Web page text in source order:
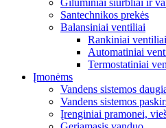
Santechnikos prekės
Balansiniai ventiliai
Rankiniai ventiliai
Automatiniai
Termostatiniai
Įmonėms
Vandens sistemos
Vandens sistemos
Įrenginiai pramonei,